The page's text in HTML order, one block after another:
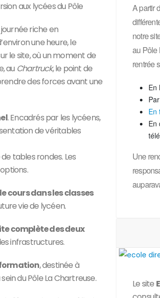
aux lycées du Pôle
riche en
une heure, le
le site, où un moment de
au Chartruck, le point de
des forces avant une
. Encadrés par les lycéens,
de véritables
tables rondes. Les
cours dans les classes
vie de lycéen.
complète des deux
infrastructures.
, destinée à
du Pôle La Chartreuse.
A partir
notre
au Pôle
rentrée
En
En
En
Une
Le site